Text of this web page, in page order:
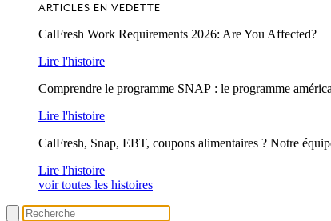
ARTICLES EN VEDETTE
CalFresh Work Requirements 2026: Are You Affected?
Lire l'histoire
Comprendre le programme SNAP : le programme
Lire l'histoire
CalFresh, Snap, EBT, coupons alimentaires ? Notre
Lire l'histoire
voir toutes les histoires